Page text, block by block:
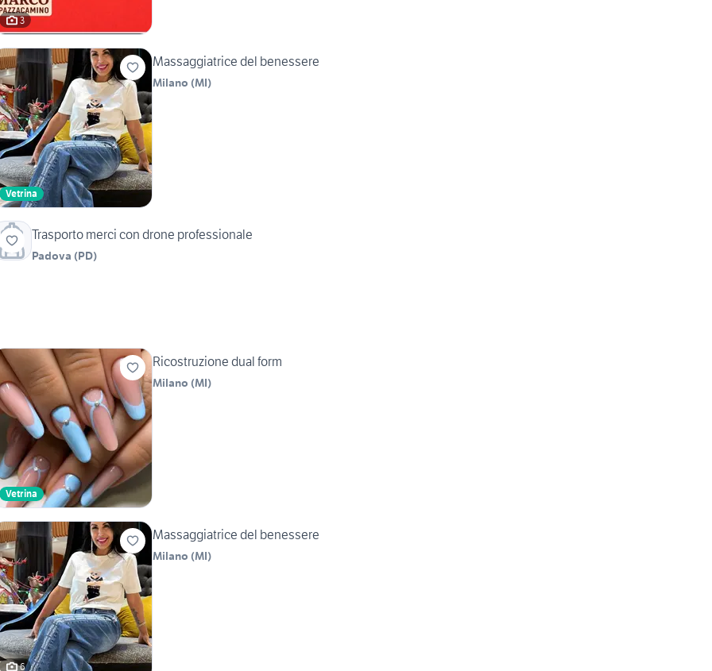
3
Vetrina
Massaggiatrice del benessere
Milano (MI)
Trasporto merci con drone professionale
Padova (PD)
Vetrina
Ricostruzione dual form
Milano (MI)
6
Massaggiatrice del benessere
Milano (MI)